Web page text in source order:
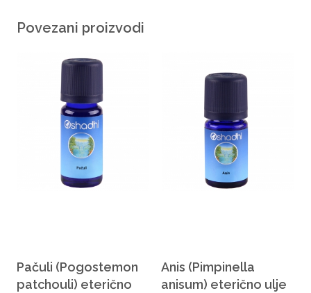
Povezani proizvodi
Pačuli (Pogostemon
patchouli) eterično
Anis (Pimpinella
anisum) eterično ulje